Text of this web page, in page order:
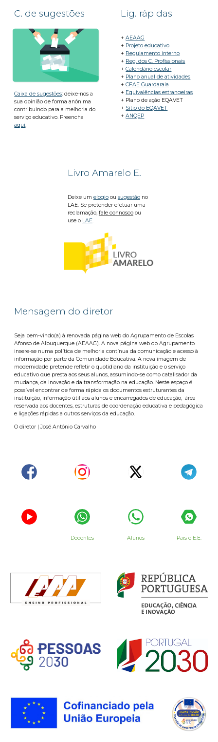
C. de sugestões
Caixa de sugestões: deixe-nos a
sua opinião de forma anónima
contribuindo para a melhoria do
serviço educativo. Preencha
aqui.
Lig. rápidas
+AEAAG
+ Projeto educativo
+ Regulamento interno
+ Reg. dos C. Profissionais
+Calendário escolar
+ Plano anual de atividades
+CFAE Guardaraia
+ Equivalências estrangeiras
+ Plano de ação EQAVET
+ Sítio do EQAVET
+ANQEP
Livro Amarelo E.
Deixe um elogioou sugestãono
LAE. Se pretender efetuar uma
reclamação, fale connoscoou
use o LAE.
Mensagem do diretor
Seja bem-vindo(a) à renovada página web do Agrupamento de Escolas
Afonso de Albuquerque (AEAAG). A nova página web do Agrupamento
insere-se numa política de melhoria contínua da comunicação e acesso à
informação por parte da Comunidade Educativa. A nova imagem de
modernidade pretende refletir o quotidiano da instituição e o serviço
educativo que presta aos seus alunos, assumindo-se como catalisador da
mudança, da inovação e da transformação na educação. Neste espaço é
possível encontrar de forma rápida os documentos estruturantes da
instituição, informação útil aos alunos e encarregados de educação, área
reservada aos docentes, estruturas de coordenação educativa e pedagógica
e ligações rápidas a outros serviços da educação.
O diretor | José António Carvalho
Docentes Alunos Pais e E.E.